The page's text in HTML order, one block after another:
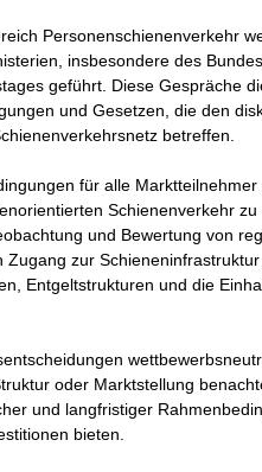
Personenschienenverkehr
insbesondere des
geführt. Diese Gespräche
und Gesetzen, die den
betreffen.
für alle
Schienenverkehr zu
und Bewertung von
zur
Entgeltstrukturen und die
oder Marktstellung
und langfristiger
bieten.